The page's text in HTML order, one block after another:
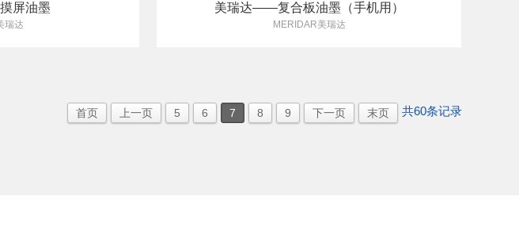
屏油墨
瑞达
美瑞达——复合板油墨（手机用）
MERIDAR美瑞达
首页 上一页 5 6 7 8 9 下一页 末页 共60条记录